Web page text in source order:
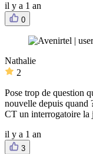
il y a 1 an
0
Nathalie
2
Pose trop de question
nouvelle depuis quand
CT un interrogatoire la
il y a 1 an
3